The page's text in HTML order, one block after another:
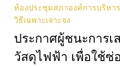
ห้องประชุมสภาองค์การบริหา
วิธีเฉพาะเจาะจง
ประกาศผู้ชนะการ
วัสดุไฟฟ้า เพื่อใช้ซ่